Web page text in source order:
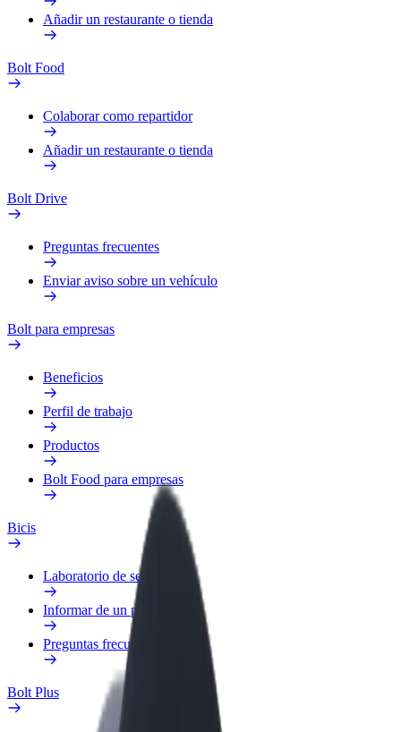
Añadir un restaurante o tienda
Bolt Food
Colaborar como repartidor
Añadir un restaurante o tienda
Bolt Drive
Preguntas frecuentes
Enviar aviso sobre un vehículo
Bolt para empresas
Beneficios
Perfil de trabajo
Productos
Bolt Food para empresas
Bicis
Laboratorio de seguridad
Informar de un problema
Preguntas frecuentes
Bolt Plus